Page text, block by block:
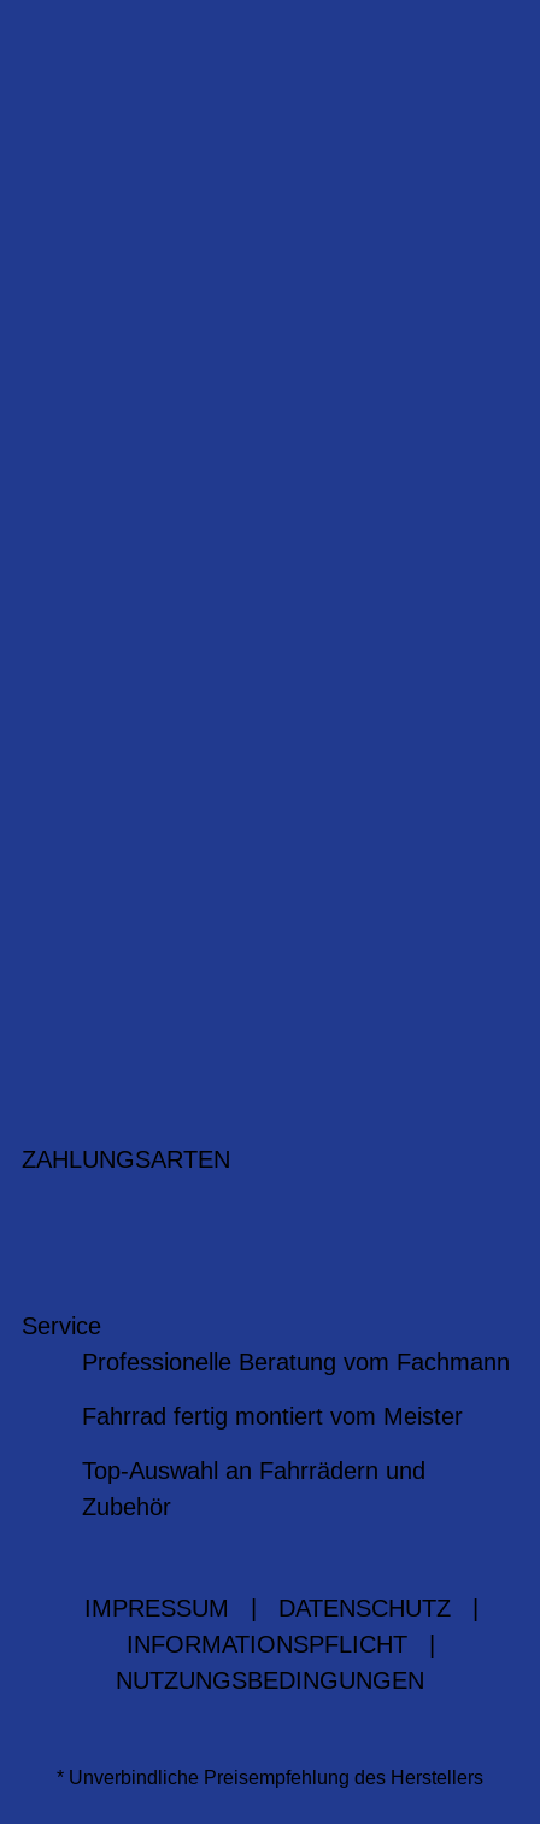
ZAHLUNGSARTEN
Service
Professionelle Beratung vom Fachmann
Fahrrad fertig montiert vom Meister
Top-Auswahl an Fahrrädern und
Zubehör
IMPRESSUM DATENSCHUTZ
INFORMATIONSPFLICHT
NUTZUNGSBEDINGUNGEN
* Unverbindliche Preisempfehlung des Herstellers